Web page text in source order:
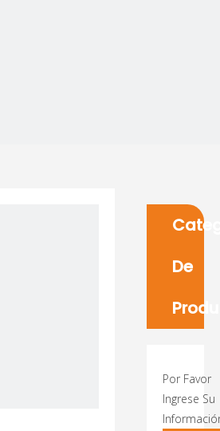
De
Por Favor
Ingrese Su